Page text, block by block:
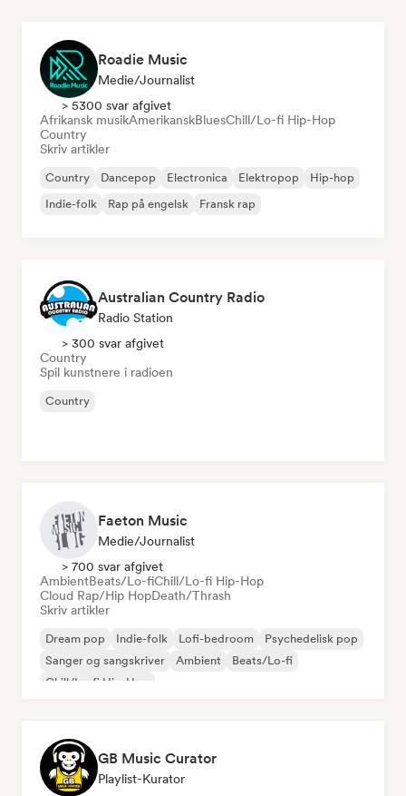
Roadie Music
Medie/journalist
> 5300 svar afgivet
Afrikansk musikAmerikanskBluesChill/Lo-fi Hip-Hop
Country
Skriv artikler
Country Dancepop Electronica Elektropop
Hip-hop
Indie-folk
Rap på engelsk Fransk rap
Australian Country Radio
Radio Station
> 300 svar afgivet
Country
Spil kunstnere i radioen
Country
Faeton Music
Medie/journalist
> 700 svar afgivet
AmbientBeats/Lo-fiChill/Lo-fi Hip-Hop
Cloud Rap/Hip HopDeath/Thrash
Skriv artikler
Dream pop Indie-folk Lofi-bedroom
Psychedelisk pop
Sanger og sangskriver
Ambient
Beats/Lo-fi
Chill/Lo-fi Hip-Hop
GB Music Curator
Playlist-Kurator